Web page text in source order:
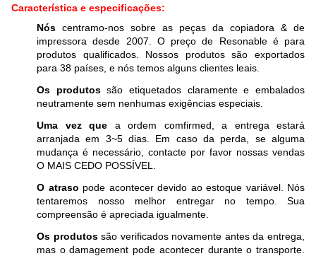
Característica e especificações:
Nós centramo-nos sobre as peças da copiadora & de
impressora desde 2007. O preço de Resonable é para
produtos qualificados. Nossos produtos são exportados
para 38 países, e nós temos alguns clientes leais.
Os produtossão etiquetados claramente e embalados
neutramente sem nenhumas exigências especiais.
Uma vez que a ordem comfirmed, a entrega estará
arranjada em 3~5 dias. Em caso da perda, se alguma
mudança é necessário, contacte por favor nossas vendas
O MAIS CEDO POSSÍVEL.
O atraso pode acontecer devido ao estoque variável. Nós
tentaremos nosso melhor entregar no tempo. Sua
compreensão é apreciada igualmente.
Os produtossão verificados novamente antes da entrega,
mas o damagement pode acontecer durante o transporte.